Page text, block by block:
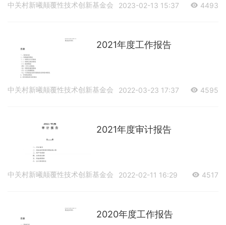
中关村新曦颠覆性技术创新基金会 2023-02-13 15:37 4493
2021年度工作报告
中关村新曦颠覆性技术创新基金会 2022-03-23 17:37 4595
2021年度审计报告
中关村新曦颠覆性技术创新基金会 2022-02-11 16:29 4517
2020年度工作报告